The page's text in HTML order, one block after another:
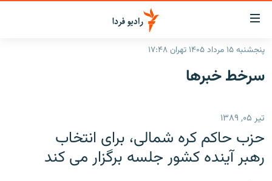
لینک‌های
قابلیت
دسترسی
بازگشت
اصلی
رفتن
صفحه
ایران
انتخاب کنید و بشنوید
پادکست
پنجشنبه ۱۵ مرداد ۱۴۰۵ تهران ۱۷:۴۸
سرخط‌ خبرها
تیر ۰۵, ۱۳۸۹
حزب حاکم کره شمالی، برای انتخاب
رهبر آینده کشور جلسه برگزار می کند